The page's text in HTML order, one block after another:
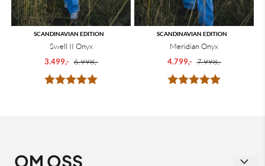
Karakter:
SCANDINAVIAN EDITION
Swell II Onyx
3.499,- 6.998,-
Karakter:
SCANDINAVIAN EDITION
Meridian Onyx
4.799,- 7.998,-
OM OSS